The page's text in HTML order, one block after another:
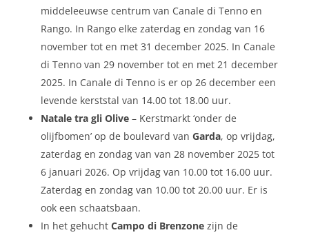
middeleeuwse centrum van Canale di Tenno en
Rango. In Rango elke zaterdag en zondag van 16
november tot en met 31 december 2025. In Canale
di Tenno van 29 november tot en met 21 december
2025. In Canale di Tenno is er op 26 december een
levende kerststal van 14.00 tot 18.00 uur.
Natale tra gli Olive– Kerstmarkt ‘onder de
olijfbomen’ op de boulevard van Garda, op vrijdag,
zaterdag en zondag van van 28 november 2025 tot
6 januari 2026. Op vrijdag van 10.00 tot 16.00 uur.
Zaterdag en zondag van 10.00 tot 20.00 uur. Er is
ook een schaatsbaan.
In het gehucht Campo di Brenzonezijn de